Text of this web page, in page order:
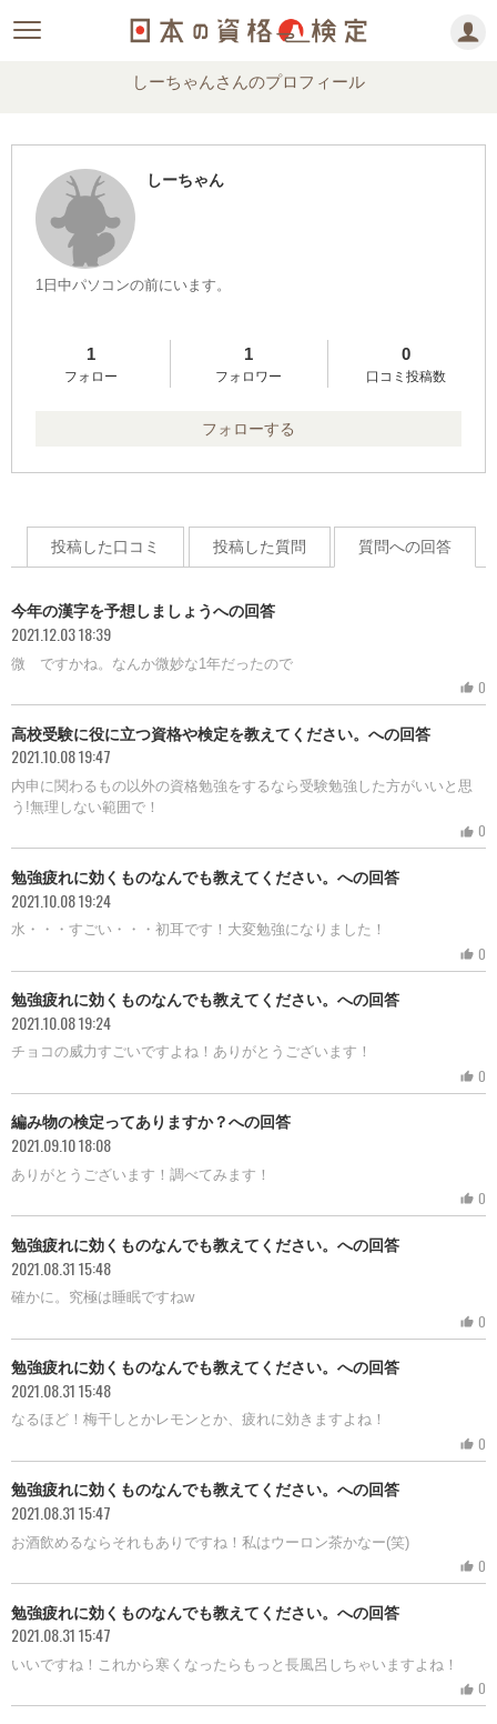
しーちゃんさんのプロフィール
しーちゃん
1日中パソコンの前にいます。
1
フォロー
1
フォロワー
0
口コミ投稿数
フォローする
投稿した口コミ 投稿した質問 質問への回答
今年の漢字を予想しましょうへの回答
2021.12.03 18:39
微 ですかね。なんか微妙な1年だったので
thumb_up 0
高校受験に役に立つ資格や検定を教えてください。への回答
2021.10.08 19:47
内申に関わるもの以外の資格勉強をするなら受験勉強した方がいいと思
う!無理しない範囲で！
thumb_up 0
勉強疲れに効くものなんでも教えてください。への回答
2021.10.08 19:24
水・・・すごい・・・初耳です！大変勉強になりました！
thumb_up 0
勉強疲れに効くものなんでも教えてください。への回答
2021.10.08 19:24
チョコの威力すごいですよね！ありがとうございます！
thumb_up 0
編み物の検定ってありますか？への回答
2021.09.10 18:08
ありがとうございます！調べてみます！
thumb_up 0
勉強疲れに効くものなんでも教えてください。への回答
2021.08.31 15:48
確かに。究極は睡眠ですねw
thumb_up 0
勉強疲れに効くものなんでも教えてください。への回答
2021.08.31 15:48
なるほど！梅干しとかレモンとか、疲れに効きますよね！
thumb_up 0
勉強疲れに効くものなんでも教えてください。への回答
2021.08.31 15:47
お酒飲めるならそれもありですね！私はウーロン茶かなー(笑)
thumb_up 0
勉強疲れに効くものなんでも教えてください。への回答
2021.08.31 15:47
いいですね！これから寒くなったらもっと長風呂しちゃいますよね！
thumb_up 0